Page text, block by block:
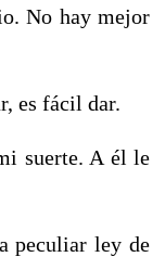
No hay mejor
es fácil dar.
suerte. A él le
peculiar ley de